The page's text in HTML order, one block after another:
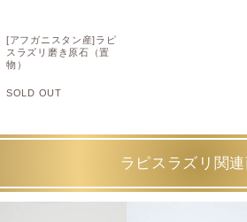
[アフガニスタン産]ラピ
スラズリ磨き原石（置
物）
SOLD OUT
ラピスラズリ関